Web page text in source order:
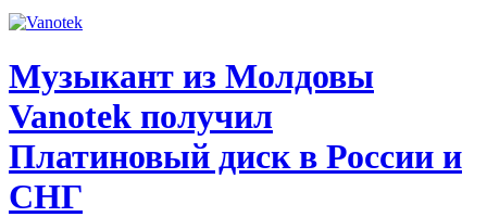
Музыкант из Молдовы
Vanotek получил
Платиновый диск в России и
СНГ